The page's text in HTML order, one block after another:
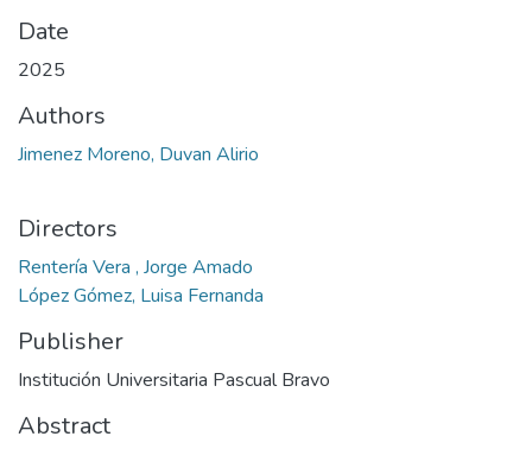
Date
2025
Authors
Jimenez Moreno, Duvan Alirio
Directors
Rentería Vera , Jorge Amado
López Gómez, Luisa Fernanda
Publisher
Institución Universitaria Pascual Bravo
Abstract